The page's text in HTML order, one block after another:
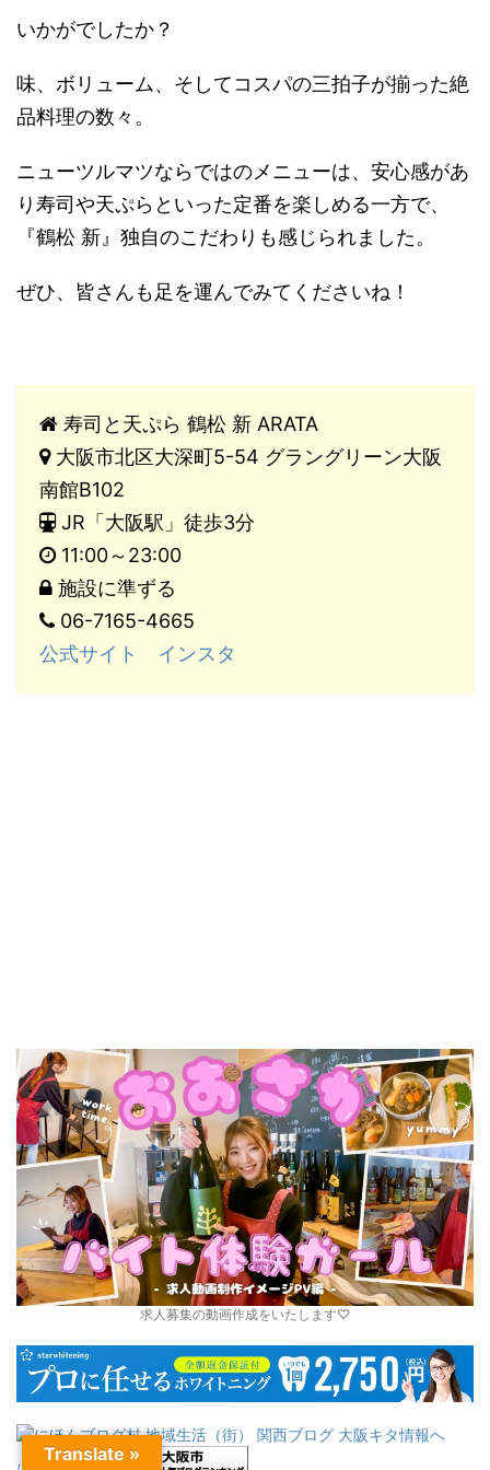
いかがでしたか？
味、ボリューム、そしてコスパの三拍子が揃った絶
品料理の数々。
ニューツルマツならではのメニューは、安心感があ
り寿司や天ぷらといった定番を楽しめる一方で、
『鶴松 新』独自のこだわりも感じられました。
ぜひ、皆さんも足を運んでみてくださいね！
寿司と天ぷら 鶴松 新 ARATA
大阪市北区大深町5-54 グラングリーン大阪
南館B102
JR「大阪駅」徒歩3分
11:00～23:00
施設に準ずる
06-7165-4665
公式サイト
インスタ
求人募集の動画作成をいたします♡
Translate »